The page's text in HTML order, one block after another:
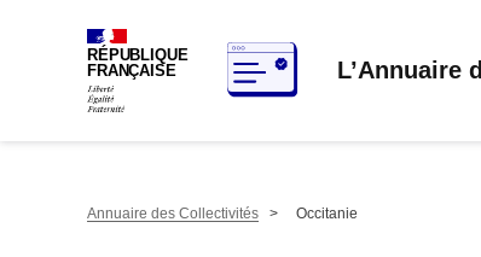
RÉPUBLIQUE
FRANÇAISE
L’Annuaire
Annuaire des Collectivités > Occitanie